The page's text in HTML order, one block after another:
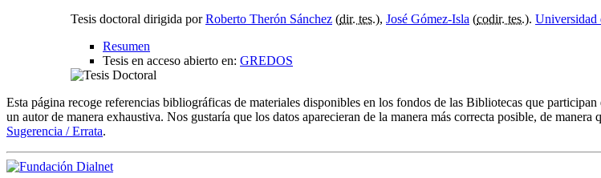
Tesis doctoral dirigida porRoberto Therón Sánchez (dir. tes.), José Gómez-Isla (codir. tes.). Universidad
Resumen
Tesis en acceso abierto en: GREDOS
Esta página recoge referencias bibliográficas de materiales disponibles en los fondos de las Bibliotecas que participan
un autor de manera exhaustiva. Nos gustaría que los datos aparecieran de la manera más correcta posible, de
Sugerencia / Errata.